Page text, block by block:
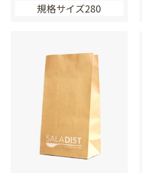
規格サイズ280